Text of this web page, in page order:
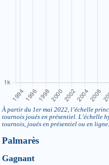
À partir du 1er mai 2022, l’échelle
tournois joués en présentiel. L’échelle
tournois, joués en présentiel ou en ligne.
Palmarès
Gagnant